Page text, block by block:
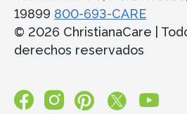
19899 800-693-CARE
© 2026 ChristianaCare |
derechos reservados